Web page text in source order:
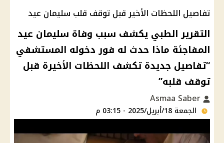
تفاصيل اللحظات الأخير قبل توقف قلب سليمان عيد
التقرير الطبي يكشف سبب وفاة سليمان عيد
المفاجئة ماذا حدث له فور دخوله المستشفي
“تفاصيل جديدة تكشف اللحظات الأخيرة قبل
توقف قلبه”
الجمعة 18/أبريل/2025 - 03:15 م